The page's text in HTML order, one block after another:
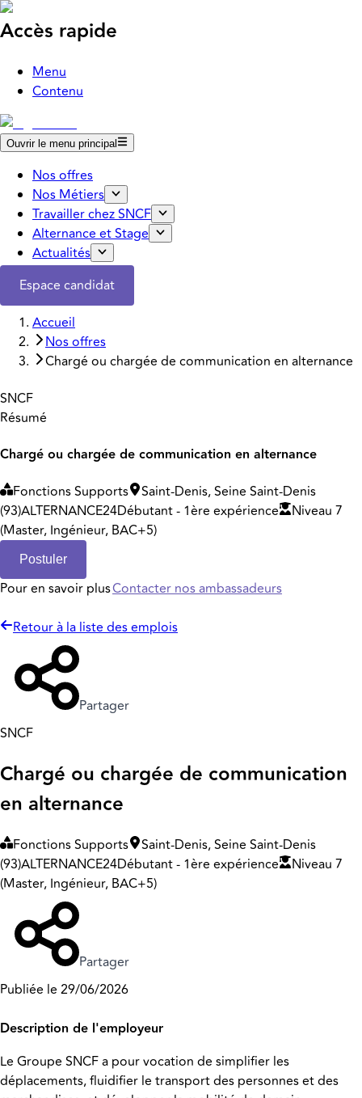
Accès rapide
Menu
Contenu
Ouvrir le menu principal
Nos offres
Nos Métiers
Travailler chez SNCF
Alternance et Stage
Actualités
Espace candidat
Accueil
Nos offres
Chargé ou chargée de communication en alternance
SNCF
Résumé
Chargé ou chargée de communication en alternance
Fonctions Supports
Saint-Denis, Seine Saint-Denis
(93)ALTERNANCE24Débutant - 1ère expérience
Niveau 7
(Master, Ingénieur, BAC+5)
Postuler
Pour en savoir plusContacter nos ambassadeurs
Retour à la liste des emplois
Partager
SNCF
Chargé ou chargée de communication
en alternance
Fonctions Supports
Saint-Denis, Seine Saint-Denis
(93)ALTERNANCE24Débutant - 1ère expérience
Niveau 7
(Master, Ingénieur, BAC+5)
Partager
Publiée le 29/06/2026
Description de l'employeur
Le Groupe SNCF a pour vocation de simplifier les
déplacements, fluidifier le transport des personnes et des